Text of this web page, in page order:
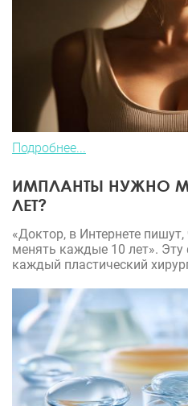
Подробнее...
ИМПЛАНТЫ НУЖНО
ЛЕТ?
«Доктор, в Интернете
менять каждые 10 лет».
каждый пластический